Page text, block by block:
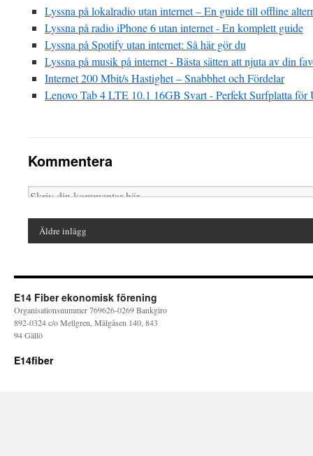
Lyssna på lokalradio utan internet – En guide till offline
Lyssna på radio iPhone 6 utan internet - En komplett guide
Lyssna på Spotify utan internet: Så här gör du
Lyssna på musik på internet - Bästa sätten att njuta av din
Internet 200 Mbit/s Hastighet – Snabbhet och Fördelar
Lenovo Tab 4 LTE 10.1 16GB Svart - Perfekt Surfplatta för
Kommentera
Äldre inlägg
E14 Fiber ekonomisk förening
Organisationsnummer 769626-0269 Bankgiro
892-0324 c/o Mellgren, Mälgåsen 140, 843
94 Gällö
E14fiber